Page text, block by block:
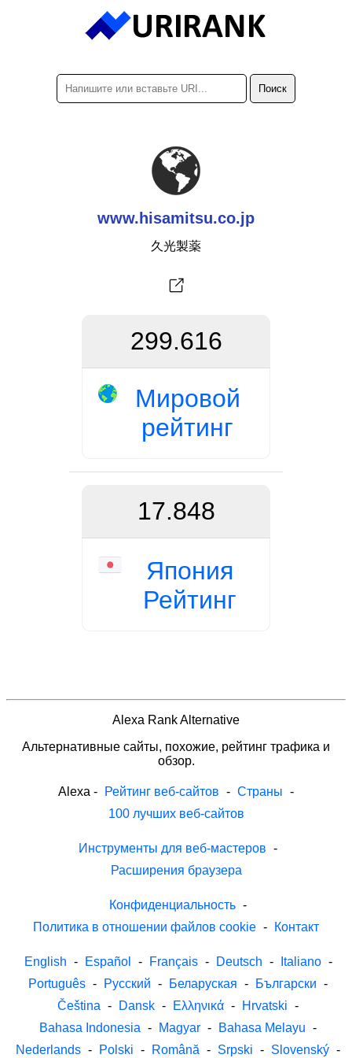
www.hisamitsu.co.jp
久光製薬
299.616
Мировой
рейтинг
17.848
Япония
Рейтинг
Alexa Rank Alternative
Альтернативные сайты, похожие, рейтинг трафика и
обзор.
Alexa - Рейтинг веб-сайтов - Страны -
100 лучших веб-сайтов
Инструменты для веб-мастеров -
Расширения браузера
Конфиденциальность -
Политика в отношении файлов cookie - Контакт
English - Español - Français - Deutsch - Italiano -
Português - Русский - Беларуская - Български -
Čeština - Dansk - Ελληνικά - Hrvatski -
Bahasa Indonesia - Magyar - Bahasa Melayu -
Nederlands - Polski - Română - Srpski - Slovenský -